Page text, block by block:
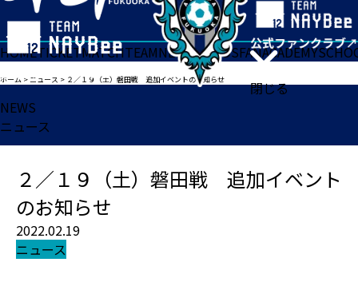
閉じる
HOMETICKETMATCHTEAMNEWSGOODSFANACADEMY
ホーム >ニュース > ２／１９（土）磐田戦 追加イベントのお知らせ
NEWS
ニュース
２／１９（土）磐田戦 追加イベント
のお知らせ
2022.02.19
ニュース